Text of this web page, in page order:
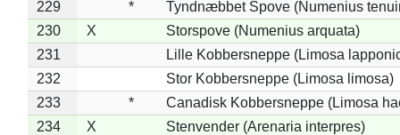
229 *
Tyndnæbbet Spove (Numenius
230
X
Storspove (Numenius arquata)
231
Lille Kobbersneppe (Limosa
232
Stor Kobbersneppe (Limosa limosa)
233
*
Canadisk Kobbersneppe (Limosa
234
X
Stenvender (Arenaria interpres)